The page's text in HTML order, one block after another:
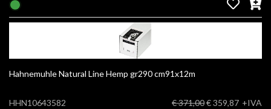
Hahnemuhle Natural Line Hemp gr290 cm91x12m
HHN10643582
€ 371,00€ 359,87 +IVA